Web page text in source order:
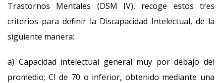
Trastornos Mentales (DSM IV), recoge estos tres
criterios para definir la Discapacidad Intelectual, de la
siguiente manera:
a) Capacidad intelectual general muy por debajo del
promedio; CI de 70 o inferior, obtenido mediante una